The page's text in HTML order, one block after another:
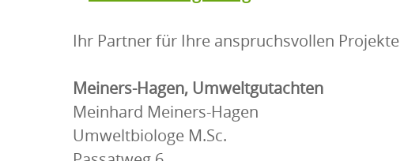
Ihr Partner für Ihre anspruchsvollen Projekte
Meiners-Hagen, Umweltgutachten
Meinhard Meiners-Hagen
Umweltbiologe M.Sc.